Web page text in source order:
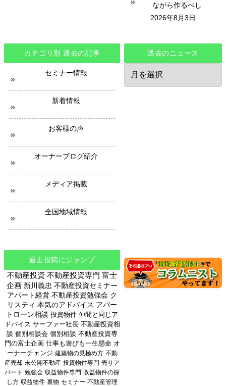
ながら作るべし
2026年8月3日
カテゴリ別 過去の記事
セミナー情報
新着情報
お客様の声
オーナーブログ紹介
メディア掲載
全国地域情報
過去のニュース
過
の
過去投稿にジャンプ
不動産投資 不動産投資専門 富士
企画 新川義忠 不動産投資セミナー
アパート経営 不動産投資勉強会 ク
リスティ 本気のアドバイス アパー
トローン相談 投資物件 仲間と同じア
ドバイス サーファー社長 不動産投資相
談 個別相談会 個別相談 不動産投資専
門の富士企画 仕事も遊びも一生懸命 オ
ーナーチェンジ 建築物の見極め方 不動
産売却 未公開不動産 投資物件専門 売りア
パート 勉強会 収益物件専門 収益物件の探
し方 収益物件 裏物 セミナー 不動産管理